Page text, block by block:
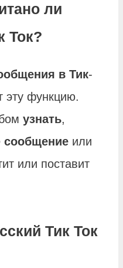
ли
Ток?
в Тик-
эту функцию.
узнать,
сообщение или
или поставит
Тик Ток